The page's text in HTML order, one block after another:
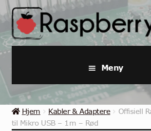
Hopp
til
navigasjon
Hopp
til
innhold
Meny
Raspberry Pi
Startpakker & Kits
Hjem Kabler & Adaptere
Offisiell
til Mikro USB – 1m – Rød